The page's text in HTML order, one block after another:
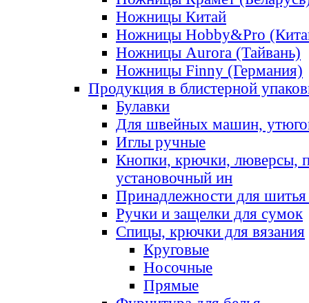
Ножницы Китай
Ножницы Hobby&Pro
Ножницы Aurora (Тайвань)
Ножницы Finny (Германия)
Продукция в блистерной
Булавки
Для швейных машин,
Иглы ручные
Кнопки, крючки, люверсы,
установочный ин
Принадлежности для шитья
Ручки и защелки для сумок
Спицы, крючки для вязания
Круговые
Носочные
Прямые